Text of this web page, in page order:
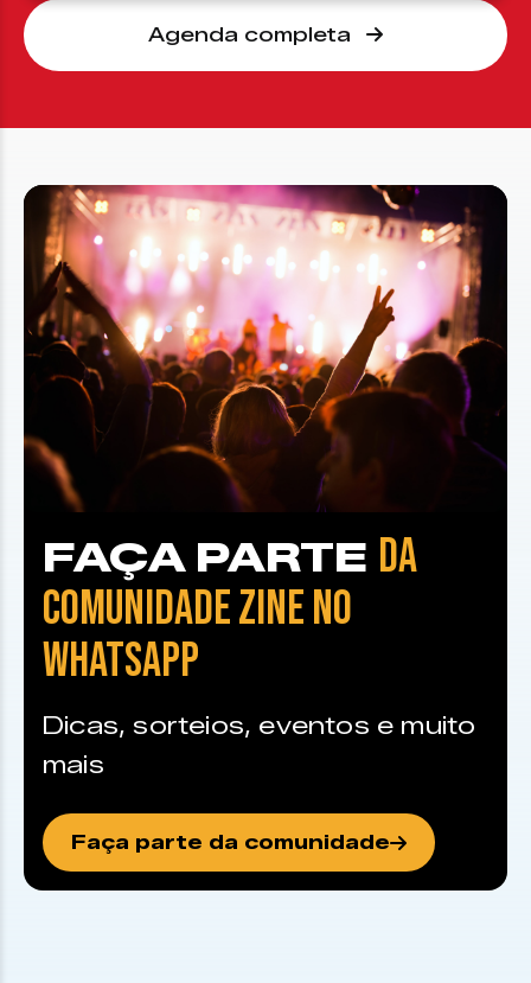
Agenda completa
FAÇA PARTE DA
COMUNIDADE ZINE NO
WHATSAPP
Dicas, sorteios, eventos e muito
mais
Faça parte da comunidade